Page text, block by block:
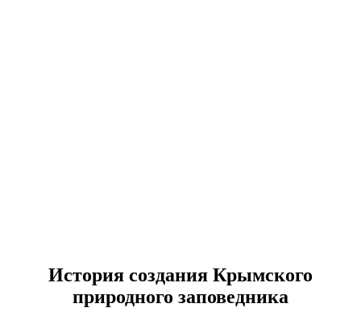
История создания Крымского
природного заповедника